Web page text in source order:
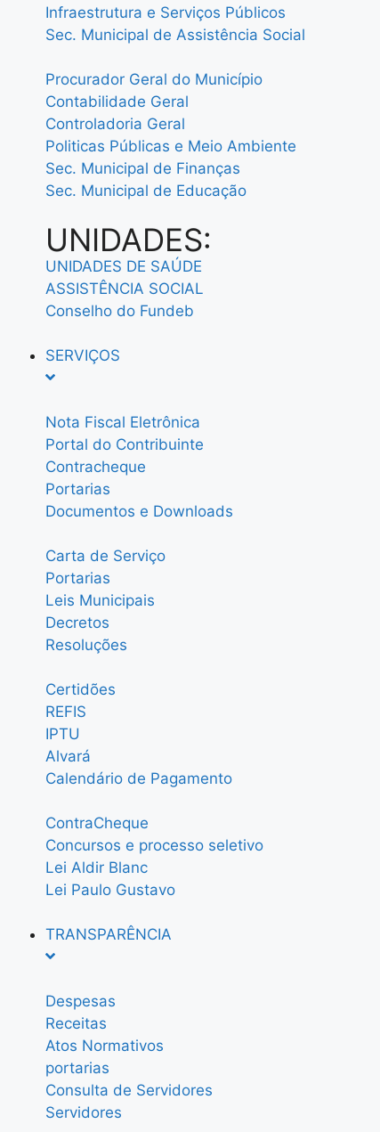
Infraestrutura e Serviços Públicos
Sec. Municipal de Assistência Social
Procurador Geral do Município
Contabilidade Geral
Controladoria Geral
Politicas Públicas e Meio Ambiente
Sec. Municipal de Finanças
Sec. Municipal de Educação
UNIDADES:
UNIDADES DE SAÚDE
ASSISTÊNCIA SOCIAL
Conselho do Fundeb
SERVIÇOS
Nota Fiscal Eletrônica
Portal do Contribuinte
Contracheque
Portarias
Documentos e Downloads
Carta de Serviço
Portarias
Leis Municipais
Decretos
Resoluções
Certidões
REFIS
IPTU
Alvará
Calendário de Pagamento
ContraCheque
Concursos e processo seletivo
Lei Aldir Blanc
Lei Paulo Gustavo
TRANSPARÊNCIA
Despesas
Receitas
Atos Normativos
portarias
Consulta de Servidores
Servidores